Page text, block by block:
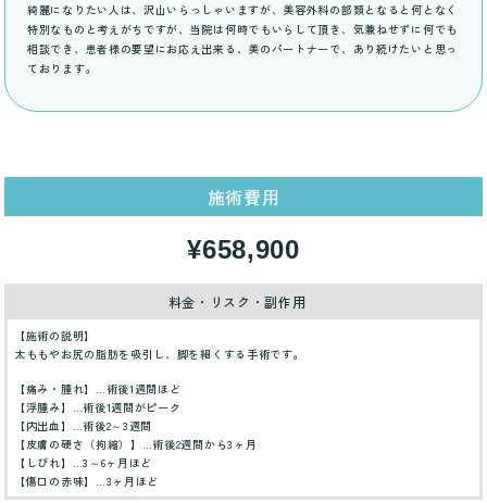
綺麗になりたい人は、沢山いらっしゃいますが、美容外科の部類となると何となく
特別なものと考えがちですが、当院は何時でもいらして頂き、気兼ねせずに何でも
相談でき、患者様の要望にお応え出来る、美のパートナーで、あり続けたいと思っ
ております。
施術費用
¥658,900
料金・リスク・副作用
【施術の説明】
太ももやお尻の脂肪を吸引し、脚を細くする手術です。
【痛み・腫れ】…術後1週間ほど
【浮腫み】…術後1週間がピーク
【内出血】…術後2～3週間
【皮膚の硬さ（拘縮）】…術後2週間から3ヶ月
【しびれ】…3～6ヶ月ほど
【傷口の赤味】…3ヶ月ほど